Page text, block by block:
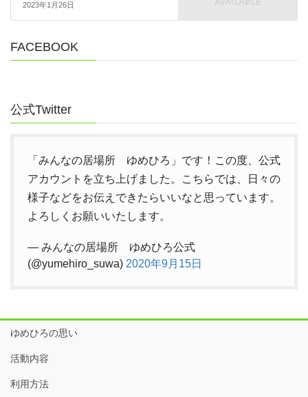
2023年1月26日
FACEBOOK
公式Twitter
「みんなの居場所 ゆめひろ」です！この度、公式
アカウントを立ち上げました。こちらでは、日々の
様子などをお伝えできたらいいなと思っています。
よろしくお願いいたします。
— みんなの居場所 ゆめひろ公式
(@yumehiro_suwa) 2020年9月15日
ゆめひろの思い
活動内容
利用方法